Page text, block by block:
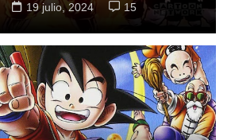
19 julio, 2024 15